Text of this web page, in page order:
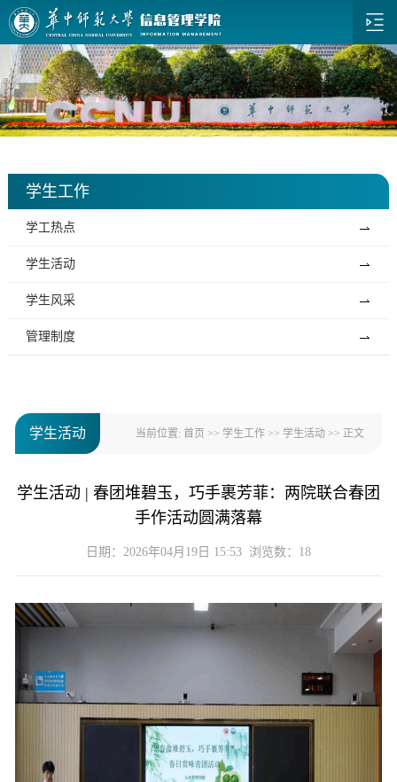
学生工作
学工热点
学生活动
学生风采
管理制度
学生活动 当前位置:首页 >> 学生工作 >> 学生活动 >> 正文
学生活动 | 春团堆碧玉，巧手裹芳菲：两院联合春团
手作活动圆满落幕
日期：2026年04月19日 15:53 浏览数： 18